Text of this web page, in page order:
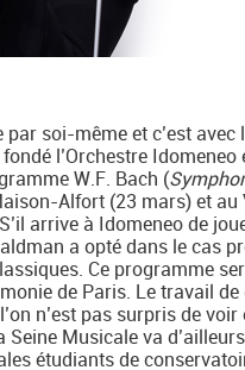
par soi-même et c’est
l’Orchestre
W.F. Bach (
Alfort (23 mars) et
arrive à Idomeneo de
a opté dans le cas
Ce programme
de Paris. Le travail
n’est pas surpris de
Musicale va
étudiants de